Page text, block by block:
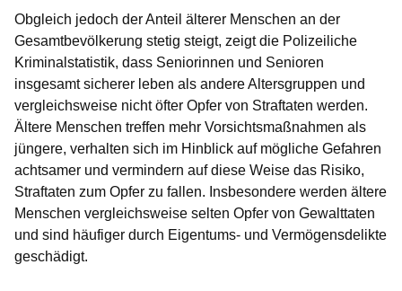
Obgleich jedoch der Anteil älterer Menschen an der
Gesamtbevölkerung stetig steigt, zeigt die Polizeiliche
Kriminalstatistik, dass Seniorinnen und Senioren
insgesamt sicherer leben als andere Altersgruppen und
vergleichsweise nicht öfter Opfer von Straftaten werden.
Ältere Menschen treffen mehr Vorsichtsmaßnahmen als
jüngere, verhalten sich im Hinblick auf mögliche Gefahren
achtsamer und vermindern auf diese Weise das Risiko,
Straftaten zum Opfer zu fallen. Insbesondere werden ältere
Menschen vergleichsweise selten Opfer von Gewalttaten
und sind häufiger durch Eigentums- und Vermögensdelikte
geschädigt.